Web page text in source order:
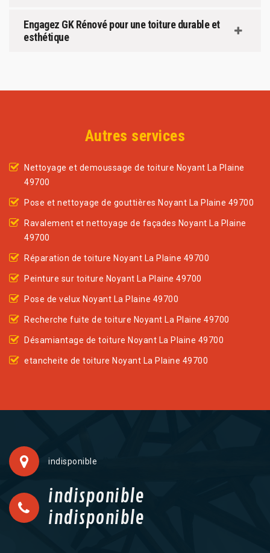
Engagez GK Rénové pour une toiture durable et
esthétique
Autres services
Nettoyage et demoussage de toiture Noyant La Plaine
49700
Pose et nettoyage de gouttières Noyant La Plaine 49700
Ravalement et nettoyage de façades Noyant La Plaine
49700
Réparation de toiture Noyant La Plaine 49700
Peinture sur toiture Noyant La Plaine 49700
Pose de velux Noyant La Plaine 49700
Recherche fuite de toiture Noyant La Plaine 49700
Désamiantage de toiture Noyant La Plaine 49700
etancheite de toiture Noyant La Plaine 49700
indisponible
indisponible
indisponible